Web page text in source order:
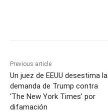
Previous article
Un juez de EEUU desestima la
demanda de Trump contra
‘The New York Times’ por
difamación